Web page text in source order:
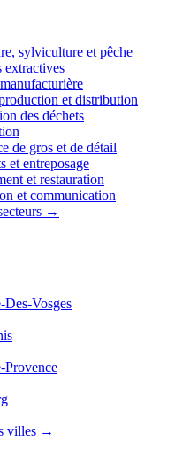
sylviculture et pêche
extractives
et distribution
des déchets
de gros et de détail
et entreposage
et restauration
et communication
→
Des-Vosges
Provence
villes →